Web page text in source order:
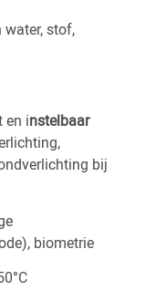
water, stof,
en instelbaar
bij
biometrie